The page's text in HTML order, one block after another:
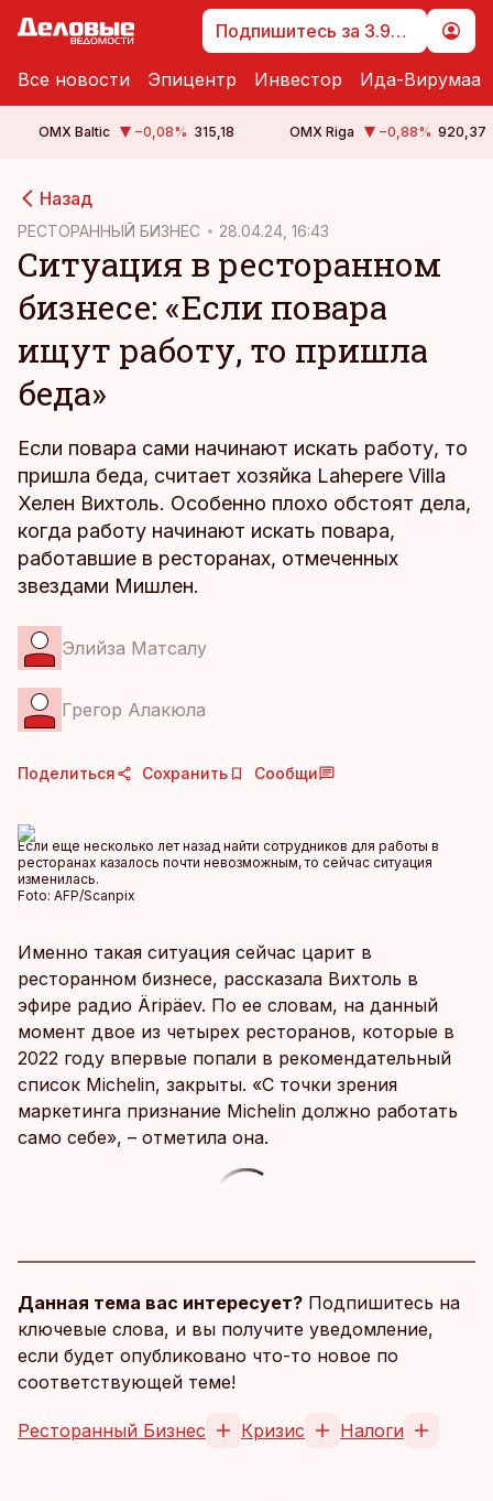
Подпишитесь за 3.99 €
Все новости Эпицентр Инвестор Ида-Вирумаа
OMX Baltic −0,08% 315,18 OMX Riga −0,88% 920,37
Назад
РЕСТОРАННЫЙ БИЗНЕС 28.04.24, 16:43
Ситуация в ресторанном
бизнесе: «Если повара
ищут работу, то пришла
беда»
Если повара сами начинают искать работу, то
пришла беда, считает хозяйка Lahepere Villa
Хелен Вихтоль. Особенно плохо обстоят дела,
когда работу начинают искать повара,
работавшие в ресторанах, отмеченных
звездами Мишлен.
Элийза Матсалу
Грегор Алакюла
Поделиться Сохранить Сообщи
Если еще несколько лет назад найти сотрудников для работы в
ресторанах казалось почти невозможным, то сейчас ситуация
изменилась.
Foto: AFP/Scanpix
Именно такая ситуация сейчас царит в
ресторанном бизнесе, рассказала Вихтоль в
эфире радио Äripäev. По ее словам, на данный
момент двое из четырех ресторанов, которые в
2022 году впервые попали в рекомендательный
список Michelin, закрыты. «С точки зрения
маркетинга признание Michelin должно работать
само себе», – отметила она.
Данная тема вас интересует? Подпишитесь на
ключевые слова, и вы получите уведомление,
если будет опубликовано что-то новое по
соответствующей теме!
Ресторанный Бизнес Кризис Налоги